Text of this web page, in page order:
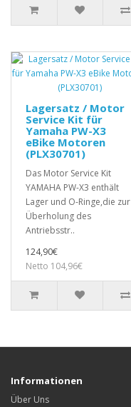
Lagersatz / Motor
Service Kit für
Yamaha PW-X3
eBike Motoren
(PLX30701)
Das Motor Service Kit
YAMAHA PW-X3 enthält
Lager und O-Ringe,die zur
Überholung des
Antriebsstr..
124,90€
Netto 104,96€
Informationen
Über Uns